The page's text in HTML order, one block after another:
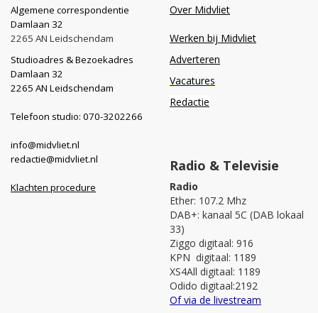
Algemene correspondentie
Damlaan 32
2265 AN Leidschendam
Studioadres & Bezoekadres
Damlaan 32
2265 AN Leidschendam
Telefoon studio: 070-3202266
info@midvliet.nl
redactie@midvliet.nl
Klachten procedure
Over Midvliet
Werken bij Midvliet
Adverteren
Vacatures
Redactie
Radio & Televisie
Radio
Ether: 107.2 Mhz
DAB+: kanaal 5C (DAB lokaal
33)
Ziggo digitaal: 916
KPN digitaal: 1189
XS4All digitaal: 1189
Odido digitaal:2192
Of via de livestream